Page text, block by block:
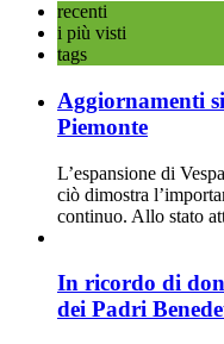
recenti
i più visti
tags
Aggiornamenti
Piemonte
L’espansione di
ciò dimostra
continuo. Allo stato
In ricordo di
dei Padri